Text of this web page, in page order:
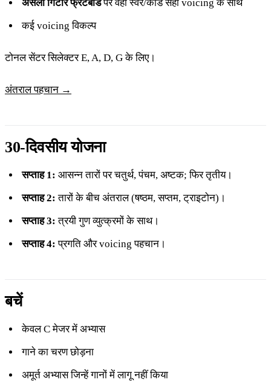
असली गिटार फ्रेटबोर्डपर वही स्वर/कॉर्ड सही voicing के साथ
कई voicing विकल्प
टोनल सेंटर सिलेक्टर E, A, D, G के लिए।
अंतराल पहचान →
30-दिवसीय योजना
सप्ताह 1: आसन्न तारों पर चतुर्थ, पंचम, अष्टक; फिर तृतीय।
सप्ताह 2: तारों के बीच अंतराल (षष्ठम, सप्तम, ट्राइटोन)।
सप्ताह 3: त्रयी गुण व्युत्क्रमों के साथ।
सप्ताह 4: प्रगति और voicing पहचान।
बचें
केवल C मेजर में अभ्यास
गाने का चरण छोड़ना
अमूर्त अभ्यास जिन्हें गानों में लागू नहीं किया